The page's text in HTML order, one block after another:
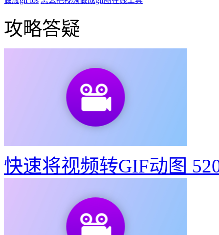
相关功能
cs6视频怎么转换成gif图 视频gif动图怎么制作
为手机怎么视频转gif
ae制作gif 免费视频转gif的软件
怎么把视频做成gif图在线工具
攻略答疑